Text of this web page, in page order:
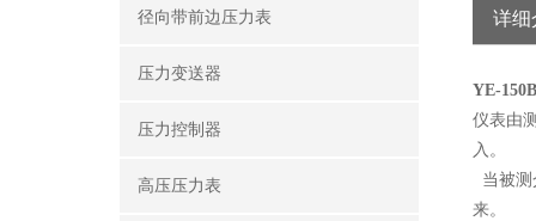
径向带前边压力表
压力变送器
压力控制器
高压压力表
详细
YE-
仪表由
入。
当被测
来。